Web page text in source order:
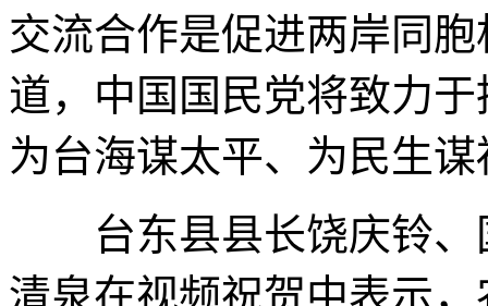
交流合作是促进两岸同
道，中国国民党将致力
为台海谋太平、为民生
台东县县长饶庆铃、
清泉在视频祝贺中表示